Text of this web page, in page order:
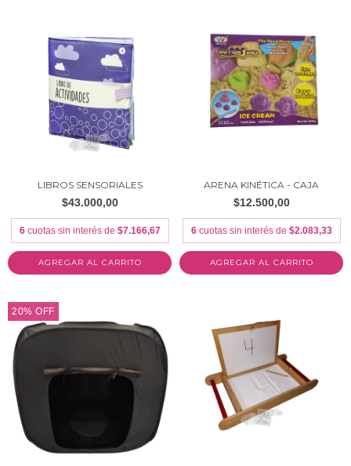
LIBROS SENSORIALES
$43.000,00
6 cuotas sin interés de $7.166,67
AGREGAR AL CARRITO
ARENA KINÉTICA - CAJA
$12.500,00
6 cuotas sin interés de $2.083,33
20% OFF